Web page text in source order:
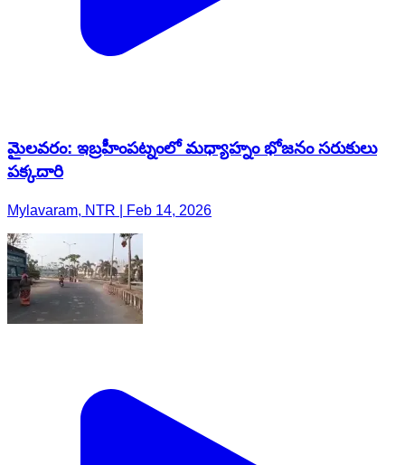
మైలవరం: ఇబ్రహీంపట్నంలో మధ్యాహ్నం భోజనం సరుకులు
పక్కదారి
Mylavaram, NTR | Feb 14, 2026